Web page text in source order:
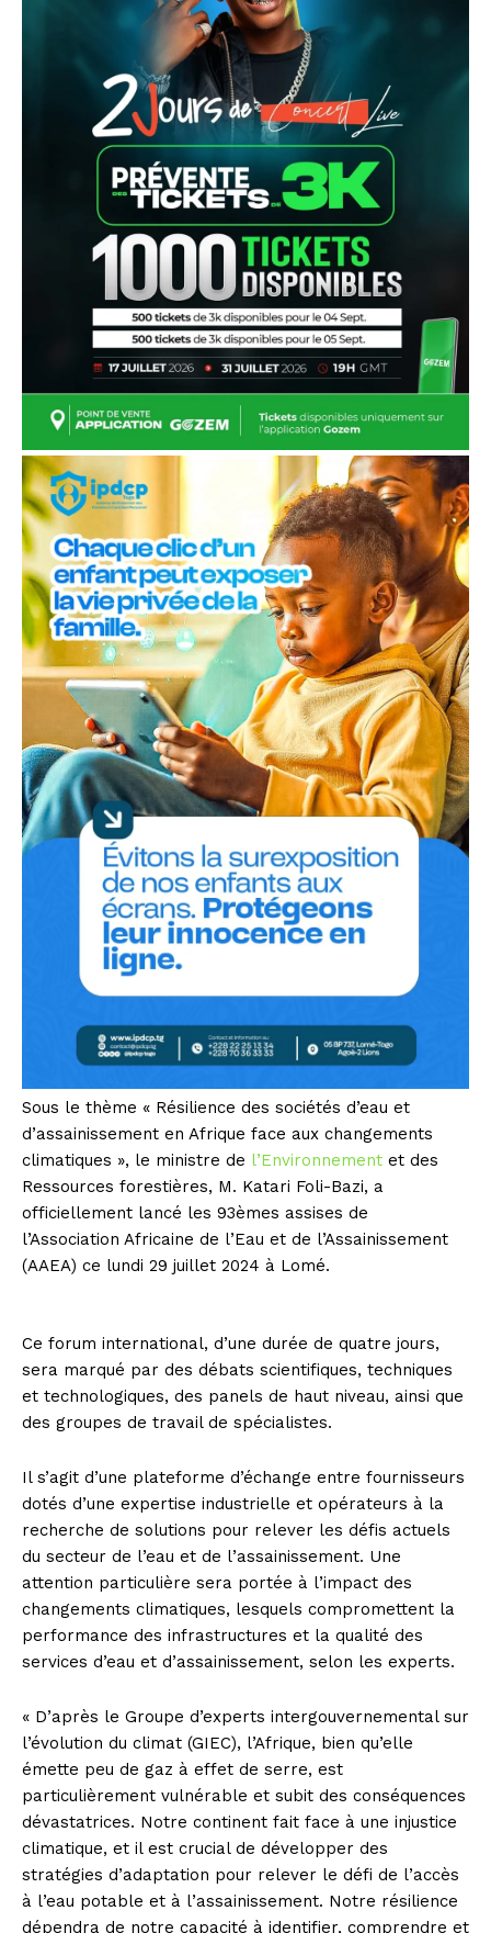
Sous le thème « Résilience des sociétés d’eau et
d’assainissement en Afrique face aux changements
climatiques », le ministre de l’Environnement et des
Ressources forestières, M. Katari Foli-Bazi, a
officiellement lancé les 93èmes assises de
l’Association Africaine de l’Eau et de l’Assainissement
(AAEA) ce lundi 29 juillet 2024 à Lomé.
Ce forum international, d’une durée de quatre jours,
sera marqué par des débats scientifiques, techniques
et technologiques, des panels de haut niveau, ainsi que
des groupes de travail de spécialistes.
Il s’agit d’une plateforme d’échange entre fournisseurs
dotés d’une expertise industrielle et opérateurs à la
recherche de solutions pour relever les défis actuels
du secteur de l’eau et de l’assainissement. Une
attention particulière sera portée à l’impact des
changements climatiques, lesquels compromettent la
performance des infrastructures et la qualité des
services d’eau et d’assainissement, selon les experts.
« D’après le Groupe d’experts intergouvernemental sur
l’évolution du climat (GIEC), l’Afrique, bien qu’elle
émette peu de gaz à effet de serre, est
particulièrement vulnérable et subit des conséquences
dévastatrices. Notre continent fait face à une injustice
climatique, et il est crucial de développer des
stratégies d’adaptation pour relever le défi de l’accès
à l’eau potable et à l’assainissement. Notre résilience
dépendra de notre capacité à identifier, comprendre et